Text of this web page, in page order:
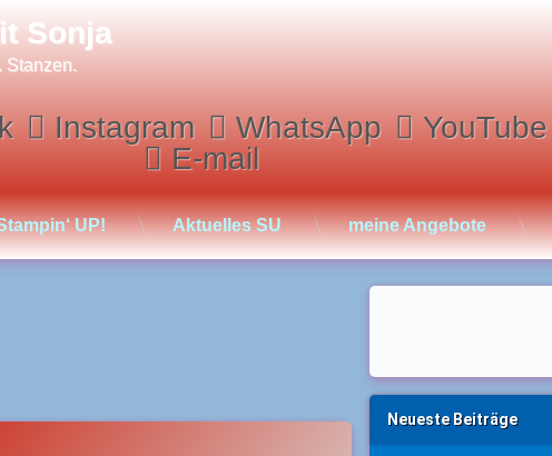
Sonja
Stanzen.
Instagram WhatsApp
YouTube
E-mail
UP! Aktuelles SU meine Angebote
on Kreativchallenge 2022-2 Maritim geht immer
Neueste Beiträge